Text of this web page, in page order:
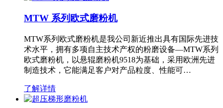
MTW 系列欧式磨粉机
MTW系列欧式磨粉机是我公司新近推出具有国际先进技
术水平，拥有多项自主技术产权的粉磨设备—MTW系列
欧式磨粉机，以悬辊磨粉机9518为基础，采用欧洲先进
制造技术，它能满足客户对产品粒度、性能可…
了解详情